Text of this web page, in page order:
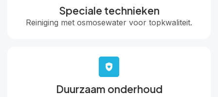
Speciale technieken
Reiniging met osmosewater voor topkwaliteit.
Duurzaam onderhoud